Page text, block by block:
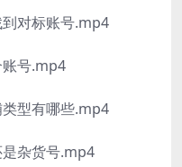
对标账号.mp4
账号.mp4
型有哪些.mp4
杂货号.mp4